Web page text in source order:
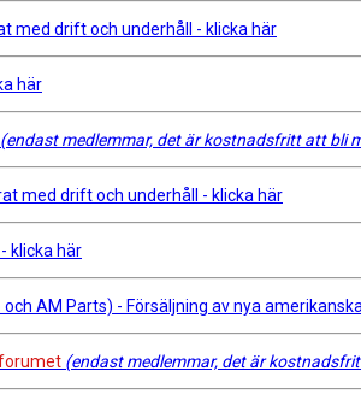
med drift och underhåll - klicka här
här
(endast medlemmar, det är kostnadsfritt att bli
med drift och underhåll - klicka här
klicka här
AM Parts) - Försäljning av nya
(endast medlemmar, det är